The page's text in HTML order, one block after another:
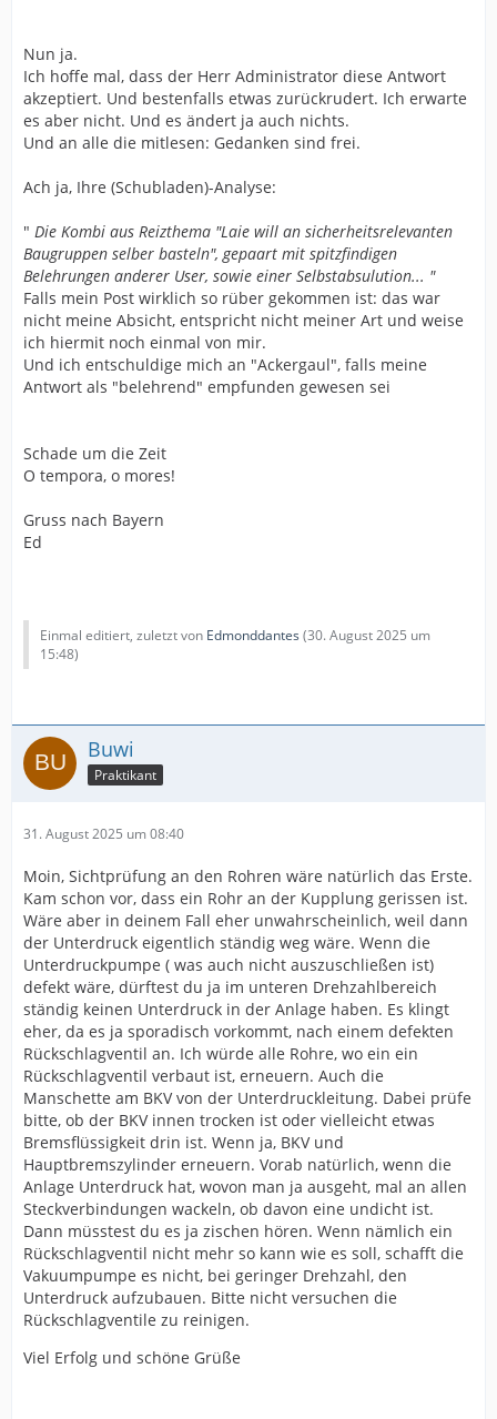
Nun ja.
Ich hoffe mal, dass der Herr Administrator diese Antwort
akzeptiert. Und bestenfalls etwas zurückrudert. Ich erwarte
es aber nicht. Und es ändert ja auch nichts.
Und an alle die mitlesen: Gedanken sind frei.
Ach ja, Ihre (Schubladen)-Analyse:
" Die Kombi aus Reizthema "Laie will an sicherheitsrelevanten
Baugruppen selber basteln", gepaart mit spitzfindigen
Belehrungen anderer User, sowie einer Selbstabsulution... "
Falls mein Post wirklich so rüber gekommen ist: das war
nicht meine Absicht, entspricht nicht meiner Art und weise
ich hiermit noch einmal von mir.
Und ich entschuldige mich an "Ackergaul", falls meine
Antwort als "belehrend" empfunden gewesen sei
Schade um die Zeit
O tempora, o mores!
Gruss nach Bayern
Ed
Einmal editiert, zuletzt von Edmonddantes (30. August 2025 um
15:48)
Buwi
Praktikant
31. August 2025 um 08:40
Moin, Sichtprüfung an den Rohren wäre natürlich das Erste.
Kam schon vor, dass ein Rohr an der Kupplung gerissen ist.
Wäre aber in deinem Fall eher unwahrscheinlich, weil dann
der Unterdruck eigentlich ständig weg wäre. Wenn die
Unterdruckpumpe ( was auch nicht auszuschließen ist)
defekt wäre, dürftest du ja im unteren Drehzahlbereich
ständig keinen Unterdruck in der Anlage haben. Es klingt
eher, da es ja sporadisch vorkommt, nach einem defekten
Rückschlagventil an. Ich würde alle Rohre, wo ein ein
Rückschlagventil verbaut ist, erneuern. Auch die
Manschette am BKV von der Unterdruckleitung. Dabei prüfe
bitte, ob der BKV innen trocken ist oder vielleicht etwas
Bremsflüssigkeit drin ist. Wenn ja, BKV und
Hauptbremszylinder erneuern. Vorab natürlich, wenn die
Anlage Unterdruck hat, wovon man ja ausgeht, mal an allen
Steckverbindungen wackeln, ob davon eine undicht ist.
Dann müsstest du es ja zischen hören. Wenn nämlich ein
Rückschlagventil nicht mehr so kann wie es soll, schafft die
Vakuumpumpe es nicht, bei geringer Drehzahl, den
Unterdruck aufzubauen. Bitte nicht versuchen die
Rückschlagventile zu reinigen.
Viel Erfolg und schöne Grüße